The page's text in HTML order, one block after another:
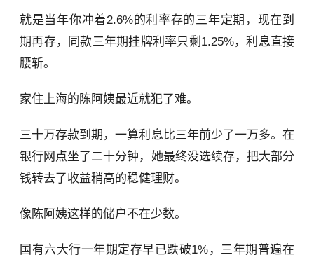
就是当年你冲着2.6%的利率存的三年定期，现在到
期再存，同款三年期挂牌利率只剩1.25%，利息直接
腰斩。
家住上海的陈阿姨最近就犯了难。
三十万存款到期，一算利息比三年前少了一万多。在
银行网点坐了二十分钟，她最终没选续存，把大部分
钱转去了收益稍高的稳健理财。
像陈阿姨这样的储户不在少数。
国有六大行一年期定存早已跌破1%，三年期普遍在